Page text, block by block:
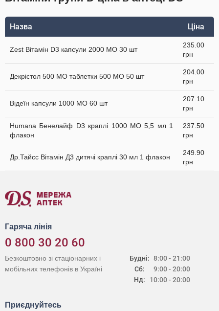
Назва Ціна
Zest Вітамін D3 капсули 2000 МО 30 шт
235.00
грн
Декрістол 500 МО таблетки 500 МО 50 шт
204.00
грн
Відеїн капсули 1000 МО 60 шт
207.10
грн
Humana Бенелайф D3 краплі 1000 МО 5,5 мл 1
флакон
237.50
грн
Др.Тайсс Вітамін Д3 дитячі краплі 30 мл 1 флакон
249.90
грн
Гаряча лінія
0 800 30 20 60
Будні:
Сб:
Нд:
8:00 - 21:00
9:00 - 20:00
10:00 - 20:00
Безкоштовно зі стаціонарних і
мобільних телефонів в Україні
Приєднуйтесь